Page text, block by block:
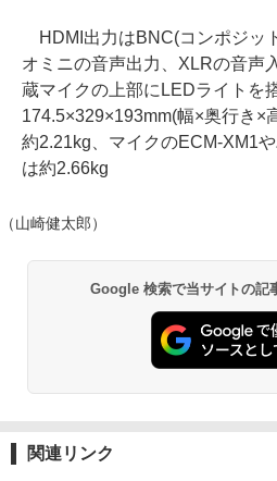
HDMI出力はBNC(コンポジッ
オミニの音声出力、XLRの音声
蔵マイクの上部にLEDライトを
174.5×329×193mm(幅×奥行き×
約2.21kg、マイクのECM-XM1
は約2.66kg
（山崎健太郎）
Google 検索で当サイトの記
関連リンク